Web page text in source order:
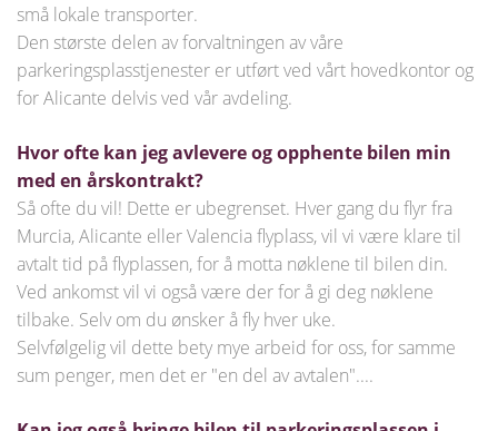
små lokale transporter.
Den største delen av forvaltningen av våre
parkeringsplasstjenester er utført ved vårt hovedkontor og
for Alicante delvis ved vår avdeling.
Hvor ofte kan jeg avlevere og opphente bilen min
med en årskontrakt?
Så ofte du vil! Dette er ubegrenset. Hver gang du flyr fra
Murcia, Alicante eller Valencia flyplass, vil vi være klare til
avtalt tid på flyplassen, for å motta nøklene til bilen din.
Ved ankomst vil vi også være der for å gi deg nøklene
tilbake. Selv om du ønsker å fly hver uke.
Selvfølgelig vil dette bety mye arbeid for oss, for samme
sum penger, men det er "en del av avtalen"....